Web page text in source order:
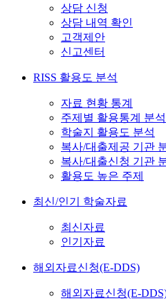
상담 신청
상담 내역 확인
고객제안
신고센터
RISS 활용도 분석
자료 현황 통계
주제별 활용통계 분석
학술지 활용도 분석
복사/대출제공 기관
복사/대출신청 기관
활용도 높은 주제
최신/인기 학술자료
최신자료
인기자료
해외자료신청(E-DDS)
해외자료신청(E-